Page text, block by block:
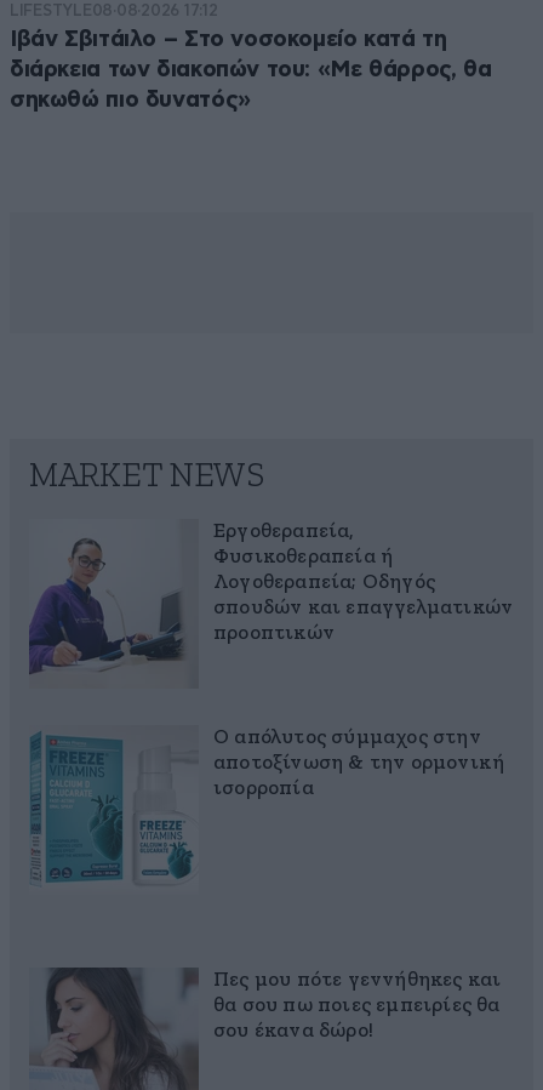
LIFESTYLE08·08·2026 17:12
Ιβάν Σβιτάιλο – Στο νοσοκομείο κατά τη
διάρκεια των διακοπών του: «Με θάρρος, θα
σηκωθώ πιο δυνατός»
MARKET NEWS
Εργοθεραπεία,
Φυσικοθεραπεία ή
Λογοθεραπεία; Οδηγός
σπουδών και επαγγελματικών
προοπτικών
Ο απόλυτος σύμμαχος στην
αποτοξίνωση & την ορμονική
ισορροπία
Πες μου πότε γεννήθηκες και
θα σου πω ποιες εμπειρίες θα
σου έκανα δώρο!